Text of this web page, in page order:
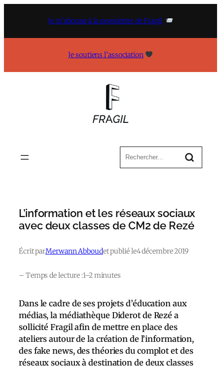
Je m’abonne à la newsletter de Fragil
Je soutiens l’association
L’information et les réseaux sociaux
avec deux classes de CM2 de Rezé
Écrit parMerwann Abboudet publié le4 décembre 2019
– Temps de lecture :1–2 minutes
Dans le cadre de ses projets d’éducation aux
médias, la médiathèque Diderot de Rezé a
sollicité Fragil afin de mettre en place des
ateliers autour de la création de l’information,
des fake news, des théories du complot et des
réseaux sociaux à destination de deux classes